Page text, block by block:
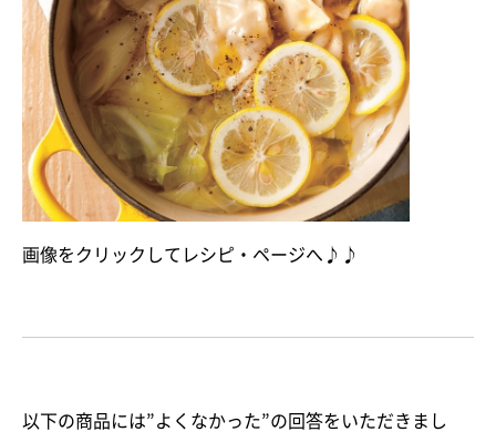
画像をクリックしてレシピ・ページへ♪♪
以下の商品には”よくなかった”の回答をいただきまし